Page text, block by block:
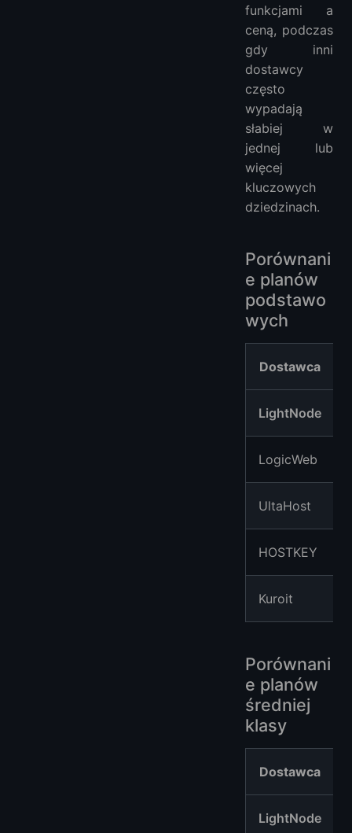
funkcjami a
ceną, podczas
gdy inni
dostawcy
często
wypadają
słabiej w
jednej lub
więcej
kluczowych
dziedzinach.
Porównani
e planów
podstawo
wych
Dostawca
LightNode
LogicWeb
UltaHost
HOSTKEY
Kuroit
Porównani
e planów
średniej
klasy
Dostawca
LightNode